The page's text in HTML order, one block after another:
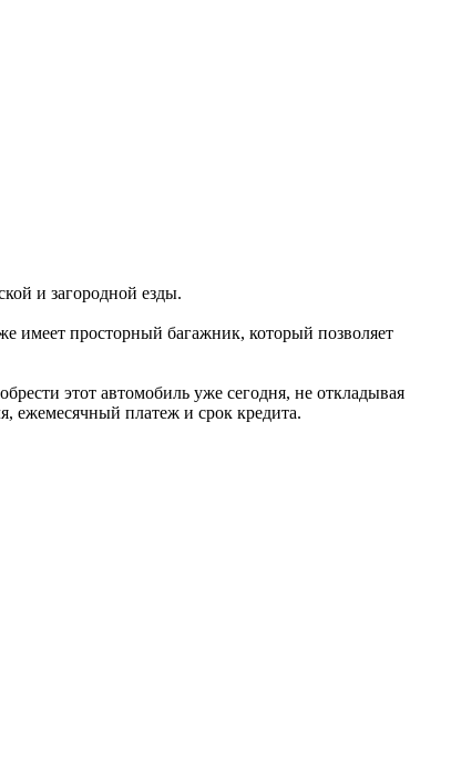
и загородной езды.
имеет просторный багажник, который позволяет
этот автомобиль уже сегодня, не откладывая
ежемесячный платеж и срок кредита.